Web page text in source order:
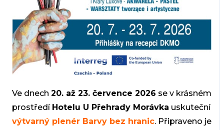
Ve dnech 20. až 23. července 2026 se v krásném
prostředí Hotelu U Přehrady Morávka uskuteční
výtvarný plenér Barvy bez hranic. Připraveno je